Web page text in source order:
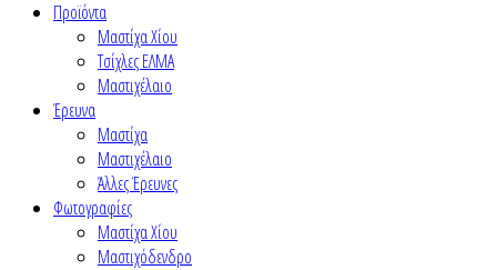
Προϊόντα
Μαστίχα Χίου
Τσίχλες ΕΛΜΑ
Μαστιχέλαιο
Έρευνα
Μαστίχα
Μαστιχέλαιο
Άλλες Έρευνες
Φωτογραφίες
Μαστίχα Χίου
Μαστιχόδενδρο